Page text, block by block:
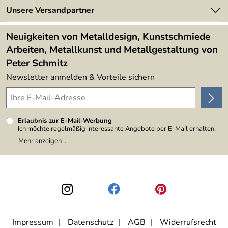
Newsletter
Lieferbedingungen
Kundenbewertungen (394)
4,9/5
Unsere Versandpartner
Neuigkeiten von Metalldesign, Kunstschmiede
Arbeiten, Metallkunst und Metallgestaltung von
Peter Schmitz
Newsletter anmelden & Vorteile sichern
Erlaubnis zur E-Mail-Werbung
Ich möchte regelmäßig interessante Angebote per E-Mail erhalten.
Meine E-Mail-Adresse wird nicht an andere Unternehmen
weitergegeben. Zu statistischen Zwecken wird in anonymer Form
den Link "Abmelden" am Ende des Newsletters anklicke. Die
Datenschutzerklärung
habe ich zur Kenntnis genommen.
Mehr anzeigen ...
Impressum Datenschutz AGB Widerrufsrecht